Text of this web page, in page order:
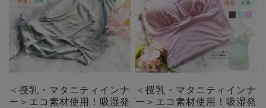
＜授乳・マタニティインナ
ー＞エコ素材使用！吸湿発
＜授乳・マタニティインナ
ー＞エコ素材使用！吸湿発